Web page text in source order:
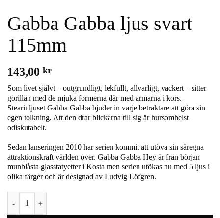
Gabba Gabba ljus svart
115mm
143,00 kr
Som livet självt – outgrundligt, lekfullt, allvarligt, vackert – sitter
gorillan med de mjuka formerna där med armarna i kors.
Stearinljuset Gabba Gabba bjuder in varje betraktare att göra sin
egen tolkning. Att den drar blickarna till sig är hursomhelst
odiskutabelt.
Sedan lanseringen 2010 har serien kommit att utöva sin säregna
attraktionskraft världen över. Gabba Gabba Hey är från början
munblåsta glasstatyetter i Kosta men serien utökas nu med 5 ljus i
olika färger och är designad av Ludvig Löfgren.